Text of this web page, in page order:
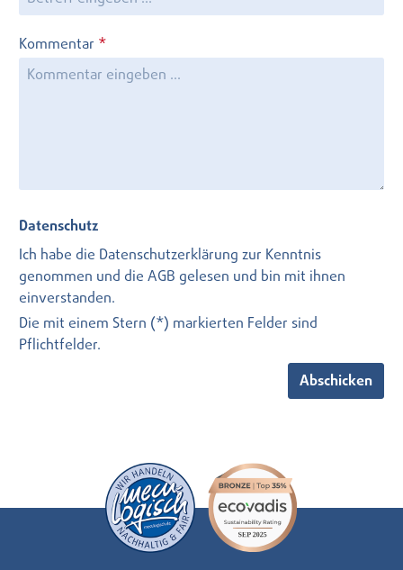
Kommentar *
Datenschutz
Ich habe die Datenschutzerklärung zur Kenntnis
genommen und die AGB gelesen und bin mit ihnen
einverstanden.
Die mit einem Stern (*) markierten Felder sind
Pflichtfelder.
Abschicken